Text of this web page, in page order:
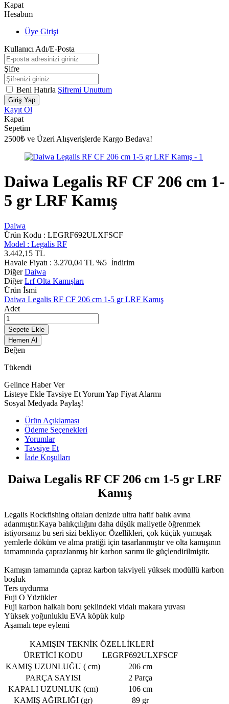
Kapat
Hesabım
Üye Girişi
Kullanıcı Adı/E-Posta
Şifre
Beni Hatırla Şifremi Unuttum
Giriş Yap
Kayıt Ol
Kapat
Sepetim
2500₺ ve Üzeri Alışverişlerde Kargo Bedava!
Daiwa Legalis RF CF 206 cm 1-
5 gr LRF Kamış
Daiwa
Ürün Kodu : LEGRF692ULXFSCF
Model : Legalis RF
3.442,15 TL
Havale Fiyatı : 3.270,04 TL %5 İndirim
DiğerDaiwa
DiğerLrf Olta Kamışları
Ürün İsmi
Daiwa Legalis RF CF 206 cm 1-5 gr LRF Kamış
Adet
Sepete Ekle
Hemen Al
Beğen
Tükendi
Gelince Haber Ver
Listeye Ekle Tavsiye EtYorum Yap Fiyat Alarmı
Sosyal Medyada Paylaş!
Ürün Açıklaması
Ödeme Seçenekleri
Yorumlar
Tavsiye Et
İade Koşulları
Daiwa Legalis RF CF 206 cm 1-5 gr LRF
Kamış
Legalis Rockfishing oltaları denizde ultra hafif balık avına
adanmıştır.Kaya balıkçılığını daha düşük maliyetle öğrenmek
istiyorsanız bu seri sizi bekliyor. Özellikleri, çok küçük yumuşak
yemlerle döküm ve alma pratiği için tasarlanmıştır ve olta kamışının
tamamnında çaprazlanmış bir karbon sarımı ile güçlendirilmiştir.
Kamışın tamamında çapraz karbon takviyeli yüksek modüllü karbon
boşluk
Ters uydurma
Fuji O Yüzükler
Fuji karbon halkalı boru şeklindeki vidalı makara yuvası
Yüksek yoğunluklu EVA köpük kulp
Aşamalı tepe eylemi
KAMIŞIN TEKNİK ÖZELLİKLERİ
ÜRETİCİ KODU
LEGRF692ULXFSCF
KAMIŞ UZUNLUĞU ( cm)
206 cm
PARÇA SAYISI
2 Parça
KAPALI UZUNLUK (cm)
106 cm
KAMIŞ AĞIRLIĞI (gr)
89 gr